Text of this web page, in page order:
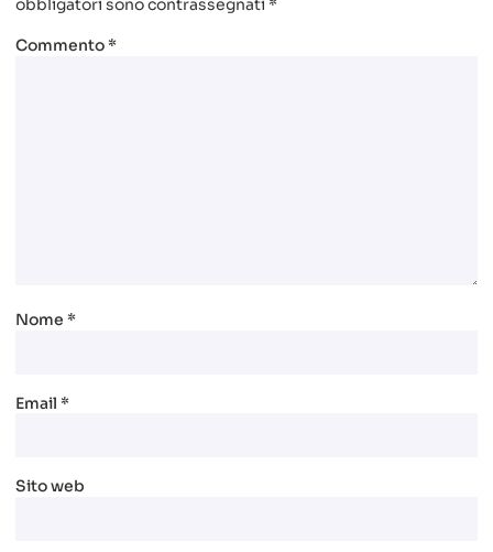
obbligatori sono contrassegnati *
Commento*
Nome *
Email *
Sito web